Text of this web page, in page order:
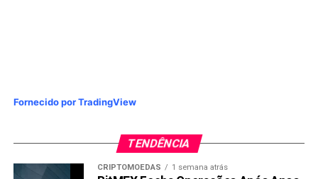
Fornecido por TradingView
TENDÊNCIA
CRIPTOMOEDAS 1 semana atrás